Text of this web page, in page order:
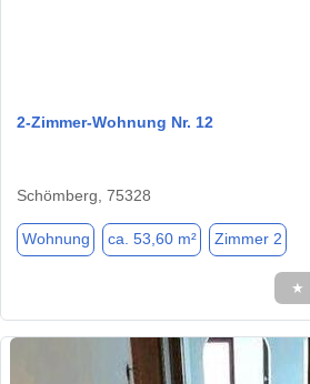
2-Zimmer-Wohnung Nr. 12
Schömberg, 75328
Wohnung ca. 53,60 m² Zimmer 2
★